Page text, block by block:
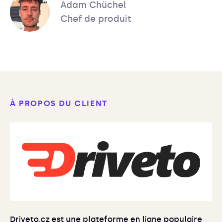
Adam Chüchel
Chef de produit
À PROPOS DU CLIENT
Driveto.cz est une plateforme en ligne populaire